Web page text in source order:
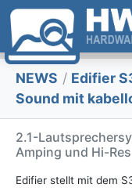
NEWS / Edifier
Sound mit
2.1-
Amping und Hi-
Edifier stellt mit dem